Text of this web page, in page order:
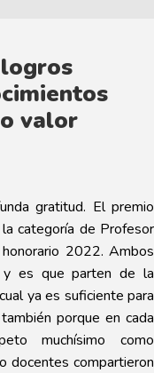
valor
gratitud. El premio
categoría de Profesor
2022. Ambos
y es que parten de la
ya es suficiente para
porque en cada
muchísimo como
docentes compartieron